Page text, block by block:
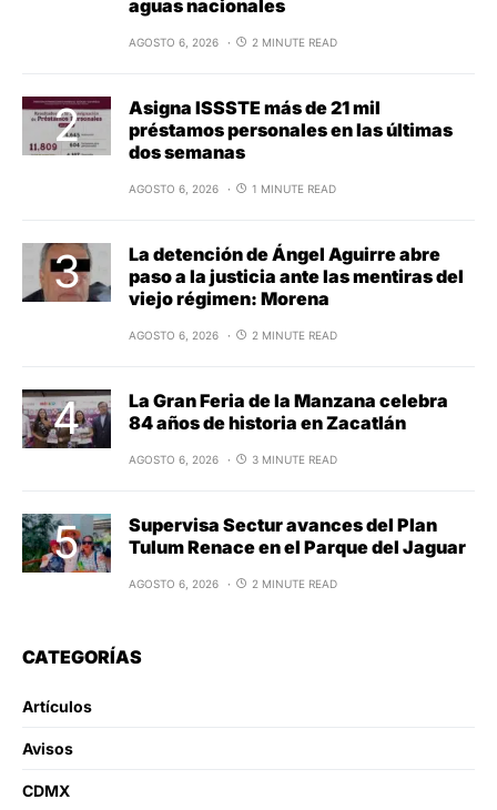
aguas nacionales
AGOSTO 6, 2026 2 MINUTE READ
Asigna ISSSTE más de 21 mil
préstamos personales en las últimas
dos semanas
AGOSTO 6, 2026 1 MINUTE READ
La detención de Ángel Aguirre abre
paso a la justicia ante las mentiras del
viejo régimen: Morena
AGOSTO 6, 2026 2 MINUTE READ
La Gran Feria de la Manzana celebra
84 años de historia en Zacatlán
AGOSTO 6, 2026 3 MINUTE READ
Supervisa Sectur avances del Plan
Tulum Renace en el Parque del Jaguar
AGOSTO 6, 2026 2 MINUTE READ
CATEGORÍAS
Artículos
Avisos
CDMX